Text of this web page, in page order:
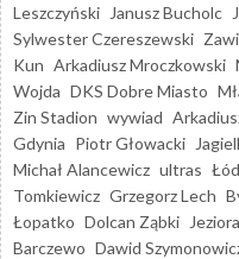
Leszczyński
Janusz Bucholc
Sylwester Czereszewski
Kun Arkadiusz Mroczkowski
Wojda DKS Dobre Miasto
Zin Stadion wywiad
Gdynia Piotr Głowacki
Michał Alancewicz ultras
Tomkiewicz Grzegorz Lech
Łopatko Dolcan Ząbki
Barczewo Dawid